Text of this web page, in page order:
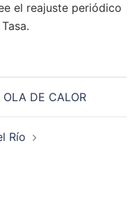
el reajuste periódico
OLA DE CALOR
Río